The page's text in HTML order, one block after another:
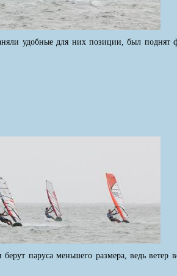
удобные для них позиции, был поднят
паруса меньшего размера, ведь ветер